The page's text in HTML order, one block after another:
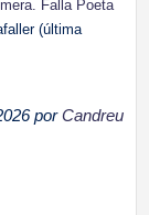
Falla Poeta
(última
porCandreu